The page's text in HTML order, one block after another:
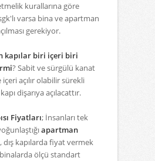
kurallarına göre
varsa bina ve apartman
gerekiyor.
kapılar biri içeri biri
? Sabit ve sürgülü kanat
içeri açılır olabilir sürekli
dişarıya açılacattır.
Fiyatları; İnsanları tek
apartman
, dış kapılarda fiyat vermek
ölçü standart